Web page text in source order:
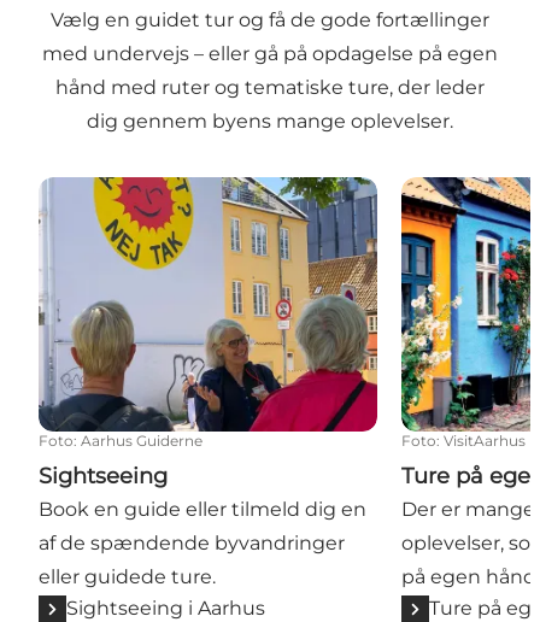
Vælg en guidet tur og få de gode fortællinger
med undervejs – eller gå på opdagelse på egen
hånd med ruter og tematiske ture, der leder
dig gennem byens mange oplevelser.
Sightseeing
Foto: Aarhus Guiderne
Sightseeing
Book en guide eller tilmeld dig en
af de spændende byvandringer
eller guidede ture.
Sightseeing i Aarhus
Ture på egen
Foto: VisitAarhus
Ture på
Der er
oplevelser,
på egen
Ture på